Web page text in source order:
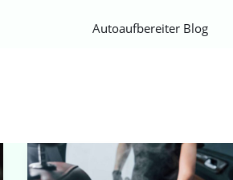
Autoaufbereiter Blog
Autowerbung:
Wie